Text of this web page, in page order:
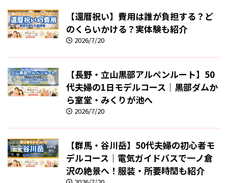
【還暦祝い】費用は誰が負担する？ど
のくらいかける？実体験も紹介
2026/7/20
【長野・立山黒部アルペンルート】50
代夫婦の1日モデルコース｜黒部ダムか
ら室堂・みくりが池へ
2026/7/20
【群馬・谷川岳】50代夫婦の初心者モ
デルコース｜電気ガイドバスで一ノ倉
沢の絶景へ！服装・所要時間も紹介